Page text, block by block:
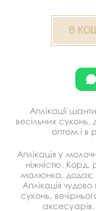
Аплікації
весільних
оптом і в
Аплікація у
ніжністю. Корд,
малюнка, додає
Аплікація
суконь,